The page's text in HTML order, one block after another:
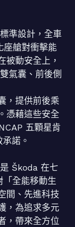
準設計，全車
座艙對衝擊能
被動安全上，
氣囊、前後側
，提供前後乘
憑藉這些安全
五顆星肯
諾。
Škoda 在七
「全能移動生
間、先進科技
，為追求多元
，帶來全方位